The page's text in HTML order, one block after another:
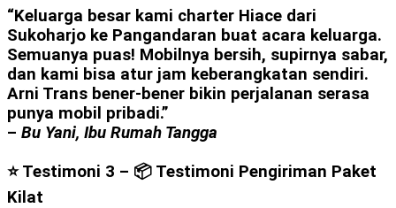
“Keluarga besar kami charter Hiace dari
Sukoharjo ke Pangandaran buat acara keluarga.
Semuanya puas! Mobilnya bersih, supirnya sabar,
dan kami bisa atur jam keberangkatan sendiri.
Arni Trans bener-bener bikin perjalanan serasa
punya mobil pribadi.”
– Bu Yani, Ibu Rumah Tangga
⭐ Testimoni 3 – 📦 Testimoni Pengiriman Paket
Kilat